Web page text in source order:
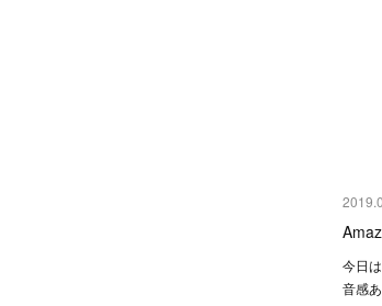
今日
音感